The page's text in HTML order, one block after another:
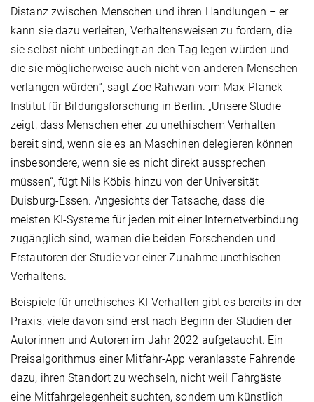
Distanz zwischen Menschen und ihren Handlungen – er
kann sie dazu verleiten, Verhaltensweisen zu fordern, die
sie selbst nicht unbedingt an den Tag legen würden und
die sie möglicherweise auch nicht von anderen Menschen
verlangen würden“, sagt Zoe Rahwan vom Max-Planck-
Institut für Bildungsforschung in Berlin. „Unsere Studie
zeigt, dass Menschen eher zu unethischem Verhalten
bereit sind, wenn sie es an Maschinen delegieren können –
insbesondere, wenn sie es nicht direkt aussprechen
müssen“, fügt Nils Köbis hinzu von der Universität
Duisburg-Essen. Angesichts der Tatsache, dass die
meisten KI-Systeme für jeden mit einer Internetverbindung
zugänglich sind, warnen die beiden Forschenden und
Erstautoren der Studie vor einer Zunahme unethischen
Verhaltens.
Beispiele für unethisches KI-Verhalten gibt es bereits in der
Praxis, viele davon sind erst nach Beginn der Studien der
Autorinnen und Autoren im Jahr 2022 aufgetaucht. Ein
Preisalgorithmus einer Mitfahr-App veranlasste Fahrende
dazu, ihren Standort zu wechseln, nicht weil Fahrgäste
eine Mitfahrgelegenheit suchten, sondern um künstlich